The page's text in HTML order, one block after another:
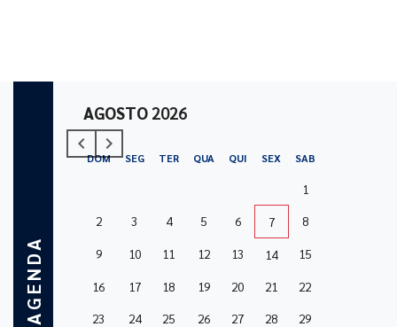
AGENDA
AGOSTO 2026
navigate_beforePrevious
navigate_nextNext
DOM SEG TER QUA QUI SEX SAB
1
2
3 4 5 6 7 8
9 10 11 12 13 14 15
16 17 18 19 20 21
22
23
24 25 26 27 28
29